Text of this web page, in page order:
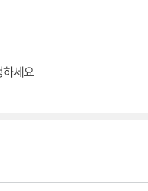
하세요